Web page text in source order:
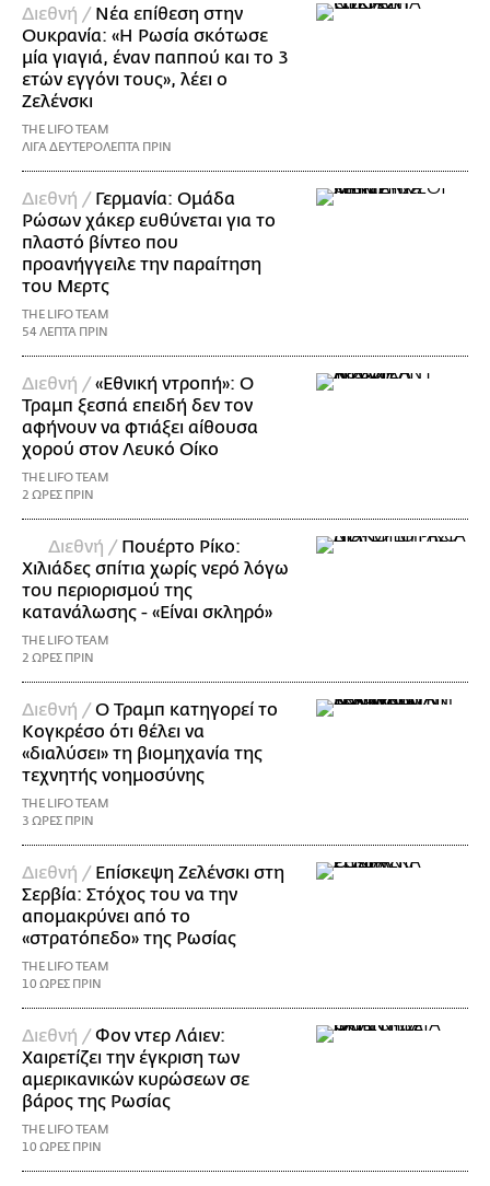
Διεθνή / Νέα επίθεση στην
Ουκρανία: «Η Ρωσία σκότωσε
μία γιαγιά, έναν παππού και το 3
ετών εγγόνι τους», λέει ο
Ζελένσκι
THE LIFO TEAM
ΛΙΓΑ ΔΕΥΤΕΡΟΛΕΠΤΑ ΠΡΙΝ
Διεθνή / Γερμανία: Ομάδα
Ρώσων χάκερ ευθύνεται για το
πλαστό βίντεο που
προανήγγειλε την παραίτηση
του Μερτς
THE LIFO TEAM
54 ΛΕΠΤΑ ΠΡΙΝ
Διεθνή /«Εθνική ντροπή»: Ο
Τραμπ ξεσπά επειδή δεν τον
αφήνουν να φτιάξει αίθουσα
χορού στον Λευκό Οίκο
THE LIFO TEAM
2 ΩΡΕΣ ΠΡΙΝ
Διεθνή / Πουέρτο Ρίκο:
Χιλιάδες σπίτια χωρίς νερό λόγω
του περιορισμού της
κατανάλωσης - «Είναι σκληρό»
THE LIFO TEAM
2 ΩΡΕΣ ΠΡΙΝ
Διεθνή /Ο Τραμπ κατηγορεί το
Κογκρέσο ότι θέλει να
«διαλύσει» τη βιομηχανία της
τεχνητής νοημοσύνης
THE LIFO TEAM
3 ΩΡΕΣ ΠΡΙΝ
Διεθνή / Επίσκεψη Ζελένσκι στη
Σερβία: Στόχος του να την
απομακρύνει από το
«στρατόπεδο» της Ρωσίας
THE LIFO TEAM
10 ΩΡΕΣ ΠΡΙΝ
Διεθνή /Φον ντερ Λάιεν:
Χαιρετίζει την έγκριση των
αμερικανικών κυρώσεων σε
βάρος της Ρωσίας
THE LIFO TEAM
10 ΩΡΕΣ ΠΡΙΝ